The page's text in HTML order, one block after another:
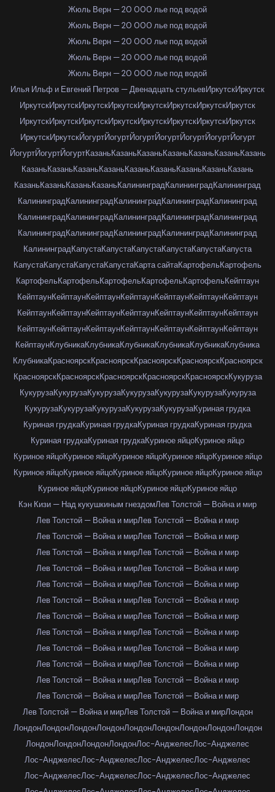
Жюль Верн — 20 000 лье под водой
Жюль Верн — 20 000 лье под водой
Жюль Верн — 20 000 лье под водой
Жюль Верн — 20 000 лье под водой
Жюль Верн — 20 000 лье под водой
Илья Ильф и Евгений Петров — Двенадцать стульевИркутскИркутск
ИркутскИркутскИркутскИркутскИркутскИркутскИркутскИркутск
ИркутскИркутскИркутскИркутскИркутскИркутскИркутскИркутск
ИркутскИркутскЙогуртЙогуртЙогуртЙогуртЙогуртЙогуртЙогурт
ЙогуртЙогуртЙогуртКазаньКазаньКазаньКазаньКазаньКазаньКазань
КазаньКазаньКазаньКазаньКазаньКазаньКазаньКазаньКазань
КазаньКазаньКазаньКазаньКалининградКалининградКалининград
КалининградКалининградКалининградКалининградКалининград
КалининградКалининградКалининградКалининградКалининград
КалининградКалининградКалининградКалининградКалининград
КалининградКапустаКапустаКапустаКапустаКапустаКапуста
КапустаКапустаКапустаКапустаКарта сайтаКартофельКартофель
КартофельКартофельКартофельКартофельКартофельКейптаун
КейптаунКейптаунКейптаунКейптаунКейптаунКейптаунКейптаун
КейптаунКейптаунКейптаунКейптаунКейптаунКейптаунКейптаун
КейптаунКейптаунКейптаунКейптаунКейптаунКейптаунКейптаун
КейптаунКлубникаКлубникаКлубникаКлубникаКлубникаКлубника
КлубникаКрасноярскКрасноярскКрасноярскКрасноярскКрасноярск
КрасноярскКрасноярскКрасноярскКрасноярскКрасноярскКукуруза
КукурузаКукурузаКукурузаКукурузаКукурузаКукурузаКукуруза
КукурузаКукурузаКукурузаКукурузаКукурузаКуриная грудка
Куриная грудкаКуриная грудкаКуриная грудкаКуриная грудка
Куриная грудкаКуриная грудкаКуриное яйцоКуриное яйцо
Куриное яйцоКуриное яйцоКуриное яйцоКуриное яйцоКуриное яйцо
Куриное яйцоКуриное яйцоКуриное яйцоКуриное яйцоКуриное яйцо
Куриное яйцоКуриное яйцоКуриное яйцоКуриное яйцо
Кэн Кизи — Над кукушкиным гнездомЛев Толстой — Война и мир
Лев Толстой — Война и мирЛев Толстой — Война и мир
Лев Толстой — Война и мирЛев Толстой — Война и мир
Лев Толстой — Война и мирЛев Толстой — Война и мир
Лев Толстой — Война и мирЛев Толстой — Война и мир
Лев Толстой — Война и мирЛев Толстой — Война и мир
Лев Толстой — Война и мирЛев Толстой — Война и мир
Лев Толстой — Война и мирЛев Толстой — Война и мир
Лев Толстой — Война и мирЛев Толстой — Война и мир
Лев Толстой — Война и мирЛев Толстой — Война и мир
Лев Толстой — Война и мирЛев Толстой — Война и мир
Лев Толстой — Война и мирЛев Толстой — Война и мир
Лев Толстой — Война и мирЛев Толстой — Война и мир
Лев Толстой — Война и мирЛев Толстой — Война и мирЛондон
ЛондонЛондонЛондонЛондонЛондонЛондонЛондонЛондонЛондон
ЛондонЛондонЛондонЛондонЛос-АнджелесЛос-Анджелес
Лос-АнджелесЛос-АнджелесЛос-АнджелесЛос-Анджелес
Лос-АнджелесЛос-АнджелесЛос-АнджелесЛос-Анджелес